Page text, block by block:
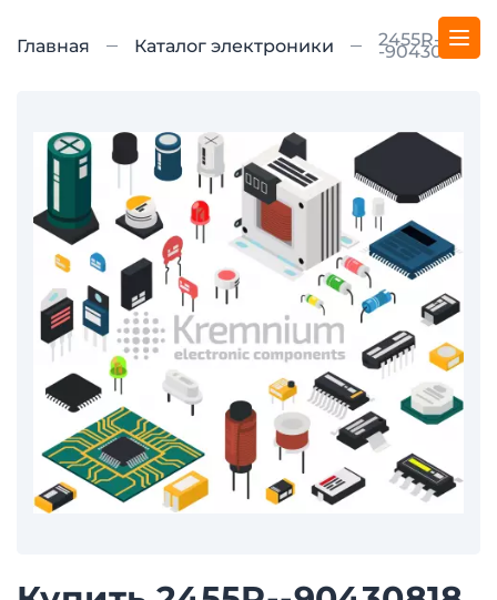
Главная Каталог электроники 2455R-
-90430818